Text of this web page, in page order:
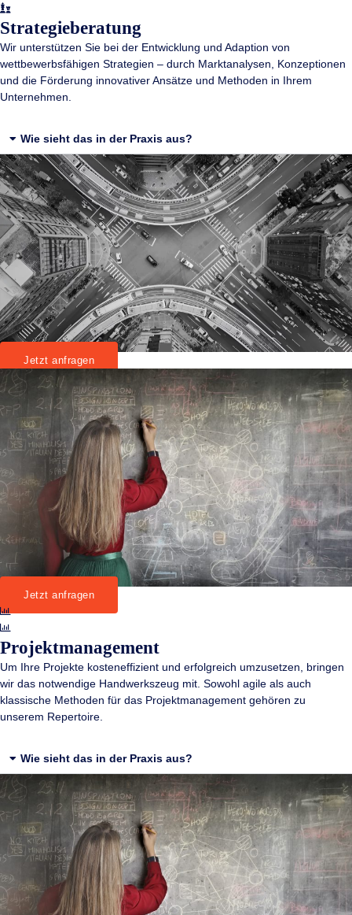
Strategieberatung
Wir unterstützen Sie bei der Entwicklung und Adaption von
wettbewerbsfähigen Strategien – durch Marktanalysen, Konzeptionen
und die Förderung innovativer Ansätze und Methoden in Ihrem
Unternehmen.
Wie sieht das in der Praxis aus?
Jetzt anfragen
Jetzt anfragen
Projektmanagement
Um Ihre Projekte kosteneffizient und erfolgreich umzusetzen, bringen
wir das notwendige Handwerkszeug mit. Sowohl agile als auch
klassische Methoden für das Projektmanagement gehören zu
unserem Repertoire.
Wie sieht das in der Praxis aus?